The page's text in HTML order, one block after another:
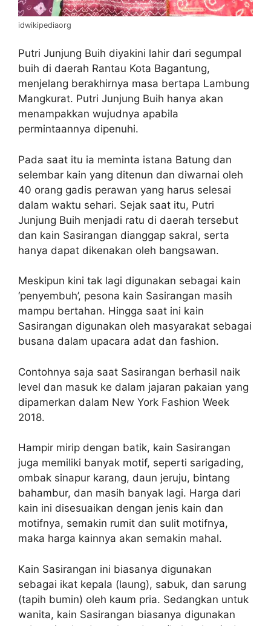
idwikipediaorg
Putri Junjung Buih diyakini lahir dari segumpal
buih di daerah Rantau Kota Bagantung,
menjelang berakhirnya masa bertapa Lambung
Mangkurat. Putri Junjung Buih hanya akan
menampakkan wujudnya apabila
permintaannya dipenuhi.
Pada saat itu ia meminta istana Batung dan
selembar kain yang ditenun dan diwarnai oleh
40 orang gadis perawan yang harus selesai
dalam waktu sehari. Sejak saat itu, Putri
Junjung Buih menjadi ratu di daerah tersebut
dan kain Sasirangan dianggap sakral, serta
hanya dapat dikenakan oleh bangsawan.
Meskipun kini tak lagi digunakan sebagai kain
‘penyembuh’, pesona kain Sasirangan masih
mampu bertahan. Hingga saat ini kain
Sasirangan digunakan oleh masyarakat sebagai
busana dalam upacara adat dan fashion.
Contohnya saja saat Sasirangan berhasil naik
level dan masuk ke dalam jajaran pakaian yang
dipamerkan dalam New York Fashion Week
2018.
Hampir mirip dengan batik, kain Sasirangan
juga memiliki banyak motif, seperti sarigading,
ombak sinapur karang, daun jeruju, bintang
bahambur, dan masih banyak lagi. Harga dari
kain ini disesuaikan dengan jenis kain dan
motifnya, semakin rumit dan sulit motifnya,
maka harga kainnya akan semakin mahal.
Kain Sasirangan ini biasanya digunakan
sebagai ikat kepala (laung), sabuk, dan sarung
(tapih bumin) oleh kaum pria. Sedangkan untuk
wanita, kain Sasirangan biasanya digunakan